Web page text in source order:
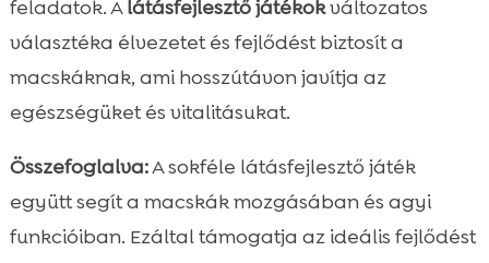
feladatok. Alátásfejlesztő játékokváltozatos
választéka élvezetet és fejlődést biztosít a
macskáknak, ami hosszútávon javítja az
egészségüket és vitalitásukat.
Összefoglalva:A sokféle látásfejlesztő játék
együtt segít a macskák mozgásában és agyi
funkcióiban. Ezáltal támogatja az ideális fejlődést